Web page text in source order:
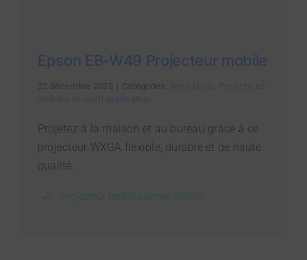
Epson EB-W49 Projecteur mobile
22 décembre 2023 Categories: Bons plans , Projecteurs
mobiles et multi-application
Projetez à la maison et au bureau grâce à ce
projecteur WXGA flexible, durable et de haute
qualité.
Projecteur mobiles lampe WXGA